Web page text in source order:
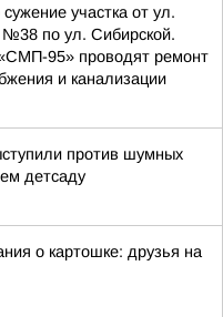
участка от ул.
по ул. Сибирской.
95» проводят ремонт
и канализации
против шумных
детсаду
о картошке: друзья на